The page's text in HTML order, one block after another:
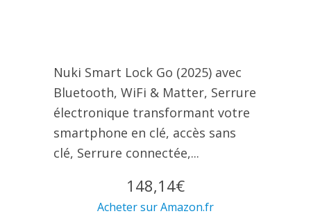
Nuki Smart Lock Go (2025) avec
Bluetooth, WiFi & Matter, Serrure
électronique transformant votre
smartphone en clé, accès sans
clé, Serrure connectée,...
148,14€
Acheter sur Amazon.fr